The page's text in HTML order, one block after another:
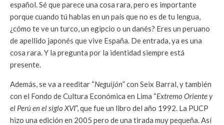
español. Sé que parece una cosa rara, pero es importante
porque cuando tú hablas en un país que no es de tu lengua,
¿cómo te ve un turco, un egipcio o un danés? Eres un peruano
de apellido japonés que vive España. De entrada, ya es una
cosa rara. Y la pregunta por la identidad siempre está
presente.
Además, se va a reeditar “Neguijón” con Seix Barral, y también
con el Fondo de Cultura Económica en Lima “Extremo Oriente y
el Perú en el siglo XVI”, que fue un libro del año 1992. La PUCP
hizo una edición en 2005 pero de una tirada muy pequeña. Así